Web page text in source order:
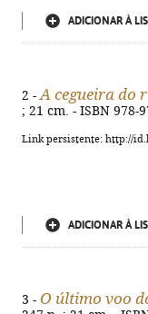
ADICIONAR À
2 - A cegueira do
; 21 cm. - ISBN 978-
Link persistente: http://
ADICIONAR À
3 - O último voo